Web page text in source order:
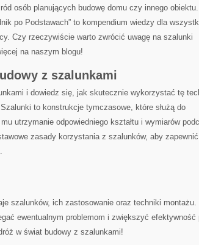
osób planujących budowę domu⁢ czy innego obiektu.
po Podstawach” to kompendium wiedzy dla
Czy rzeczywiście warto zwrócić uwagę na szalunki‍
na ⁤naszym‌ blogu!
z szalunkami
i dowiedz się, jak skutecznie wykorzystać tę
to konstrukcje tymczasowe, które⁤ służą do
utrzymanie odpowiedniego kształtu i wymiarów
zasady korzystania z szalunków, aby
szalunków, ich zastosowanie oraz techniki montażu.
ewentualnym problemom i⁢ zwiększyć efektywność
⁢w świat budowy z szalunkami!